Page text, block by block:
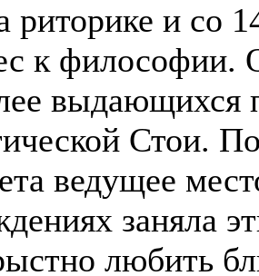
риторике и со
к философии.
выдающихся
Стои.
ведущее
заняла
любить